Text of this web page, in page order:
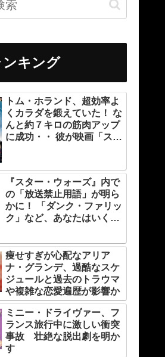
ンキング
トム・ホランド、超効率よ
くカラダを鍛えていた！ な
んと約７キロの筋肉アップ
に成功・・ 彼が映画「スパ
法とは？
『スター・ウォーズ』内で
の「放送禁止用語」が明ら
かに！ 「ダンク・ファリッ
ク」など、あなたはいくつ
痩せすぎが心配なアリア
ナ・グランデ、過酷なスケ
ジュールと過去のトラウマ
や複雑な恋愛遍歴が影響か
ミニー・ドライヴァー、フ
ランス旅行中に激しい衝突
事故 壮絶な脱出劇を明か
す